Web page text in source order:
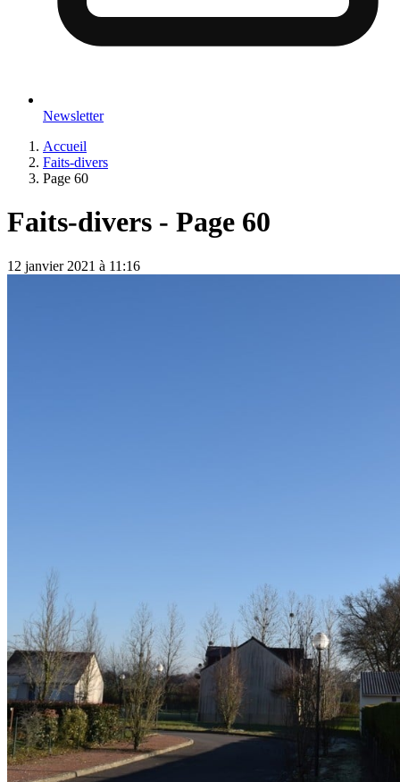
Newsletter
Accueil
Faits-divers
Page 60
Faits-divers - Page 60
12 janvier 2021 à 11:16